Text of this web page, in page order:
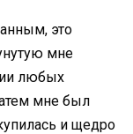
это
мне
любых
мне был
и щедро